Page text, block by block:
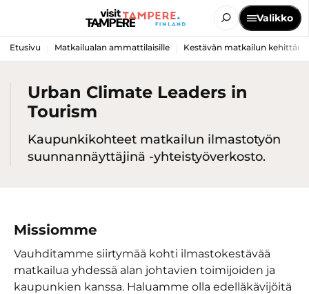
Valikko
Etusivu Matkailualan ammattilaisille Kestävän matkailun
Urban Climate Leaders in
Tourism
Kaupunkikohteet matkailun ilmastotyön
suunnannäyttäjinä -yhteistyöverkosto.
Missiomme
Vauhditamme siirtymää kohti ilmastokestävää
matkailua yhdessä alan johtavien toimijoiden ja
kaupunkien kanssa. Haluamme olla edelläkävijöitä